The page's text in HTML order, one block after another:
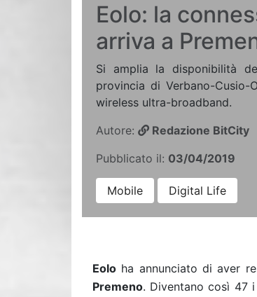
Eolo: la
arriva a
Si amplia la disponibilità
provincia di Verbano-
wireless ultra-broadband.
Autore:
Redazione BitCity
Pubblicato il: 03/04/2019
Mobile Digital Life
Eolo ha annunciato di aver
Premeno. Diventano così 47